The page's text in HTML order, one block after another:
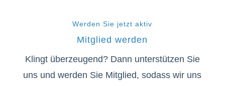
Werden Sie jetzt aktiv
Mitglied werden
Klingt überzeugend? Dann unterstützen Sie
uns und werden Sie Mitglied, sodass wir uns